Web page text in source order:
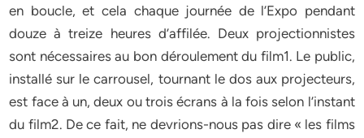
en boucle, et cela chaque journée de l’Expo pendant
douze à treize heures d’affilée. Deux projectionnistes
sont nécessaires au bon déroulement du film1. Le public,
installé sur le carrousel, tournant le dos aux projecteurs,
est face à un, deux ou trois écrans à la fois selon l’instant
du film2. De ce fait, ne devrions-nous pas dire « les films